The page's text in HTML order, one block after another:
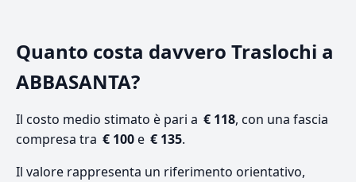
Quanto costa davvero Traslochi a
ABBASANTA?
Il costo medio stimato è pari a € 118, con una fascia
compresa tra € 100e € 135.
Il valore rappresenta un riferimento orientativo,